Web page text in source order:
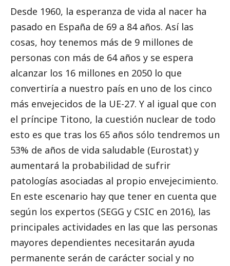
Desde 1960, la esperanza de vida al nacer ha
pasado en España de 69 a 84 años. Así las
cosas, hoy tenemos más de 9 millones de
personas con más de 64 años y se espera
alcanzar los 16 millones en 2050 lo que
convertiría a nuestro país en uno de los cinco
más envejecidos de la UE-27. Y al igual que con
el príncipe Titono, la cuestión nuclear de todo
esto es que tras los 65 años sólo tendremos un
53% de años de vida saludable (Eurostat) y
aumentará la probabilidad de sufrir
patologías asociadas al propio envejecimiento.
En este escenario hay que tener en cuenta que
según los expertos (SEGG y CSIC en 2016), las
principales actividades en las que las personas
mayores dependientes necesitarán ayuda
permanente serán de carácter social y no